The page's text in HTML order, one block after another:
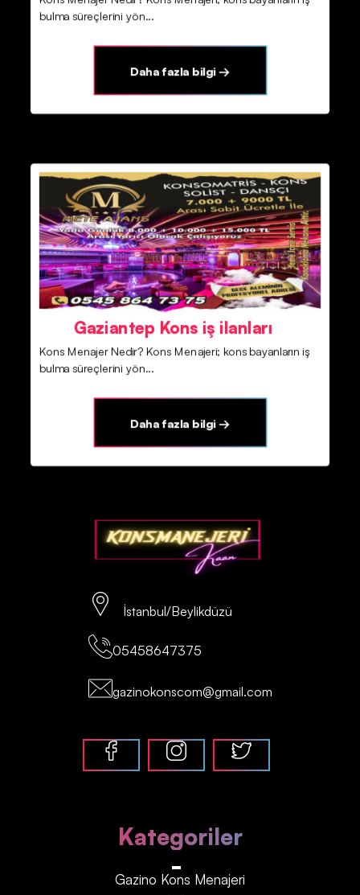
bulma süreçlerini yön...
Daha fazla bilgi →
Gaziantep Kons iş ilanları
Kons Menajer Nedir? Kons Menajeri; kons bayanların iş
bulma süreçlerini yön...
Daha fazla bilgi →
İstanbul/Beylikdüzü
05458647375
gazinokonscom@gmail.com
Kategoriler
Gazino Kons Menajeri